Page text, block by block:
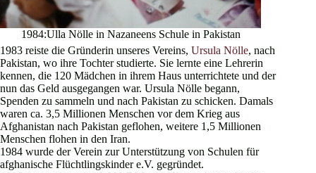
1984:Ulla Nölle in Nazaneens Schule in Pakistan
1983 reiste die Gründerin unseres Vereins, Ursula Nölle, nach
Pakistan, wo ihre Tochter studierte. Sie lernte eine Lehrerin
kennen, die 120 Mädchen in ihrem Haus unterrichtete und der
nun das Geld ausgegangen war. Ursula Nölle begann,
Spenden zu sammeln und nach Pakistan zu schicken. Damals
waren ca. 3,5 Millionen Menschen vor dem Krieg aus
Afghanistan nach Pakistan geflohen, weitere 1,5 Millionen
Menschen flohen in den Iran.
1984 wurde der Verein zur Unterstützung von Schulen für
afghanische Flüchtlingskinder e.V. gegründet.